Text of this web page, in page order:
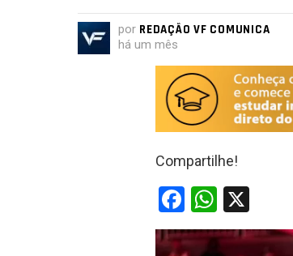
por REDAÇÃO VF COMUNICA
há um mês
Compartilhe!
F
a
W
h